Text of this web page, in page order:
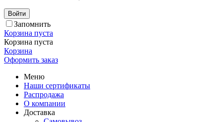
Войти
Запомнить
Корзина пуста
Корзина пуста
Корзина
Оформить заказ
Меню
Наши сертификаты
Распродажа
О компании
Доставка